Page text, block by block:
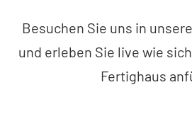
Besuchen Sie uns in
und erleben Sie live wie
Fertighaus